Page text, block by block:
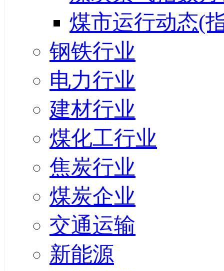
煤市运行动态(
钢铁行业
电力行业
建材行业
煤化工行业
焦炭行业
煤炭企业
交通运输
新能源